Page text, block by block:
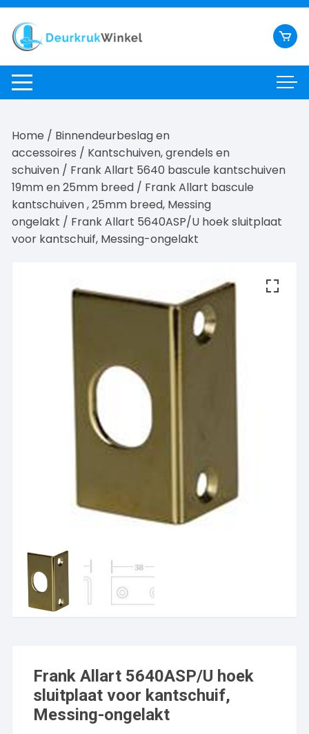
Ga
naar
inhoud
Home / Binnendeurbeslag en
accessoires / Kantschuiven, grendels en
schuiven / Frank Allart 5640 bascule kantschuiven
19mm en 25mm breed / Frank Allart bascule
kantschuiven , 25mm breed, Messing
ongelakt / Frank Allart 5640ASP/U hoek sluitplaat
voor kantschuif, Messing-ongelakt
Frank Allart 5640ASP/U hoek
sluitplaat voor kantschuif,
Messing-ongelakt